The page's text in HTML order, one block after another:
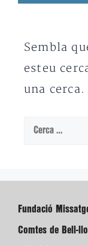
Sembla
esteu
una cerca.
Cerca:
Fundació
Comtes de Bell-